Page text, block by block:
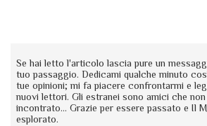
Se hai letto l'articolo lascia pure un
tuo passaggio. Dedicami qualche minuto
tue opinioni; mi fa piacere confrontarmi e
nuovi lettori. Gli estranei sono amici che
incontrato... Grazie per essere passato e Il
esplorato.